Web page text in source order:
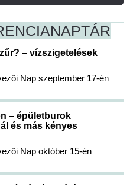
NAPTÁR
– vízszigetelések
Nap szeptember 17-én
– épületburok
és más kényes
Nap október 15-én